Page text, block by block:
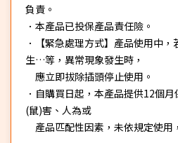
負責。
．本產品已投保產品責任險。
．【緊急處理方式】產品使用中
生…等，異常現象發生時，
應立即拔除插頭停止使用。
．自購買日起，本產品提供12個
(鼠)害、人為或
產品匹配性因素，未依規定使用